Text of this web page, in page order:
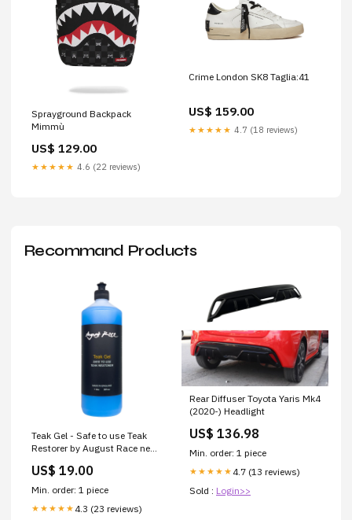
Sprayground Backpack
Mimmù
US$ 129.00
★★★★★ 4.6 (22 reviews)
Crime London SK8 Taglia:41
US$ 159.00
★★★★★ 4.7 (18 reviews)
Recommand Products
Teak Gel - Safe to use Teak
Restorer by August Race new
US$ 19.00
Min. order: 1 piece
★★★★★ 4.3 (23 reviews)
Rear Diffuser Toyota Yaris Mk4
(2020-) Headlight
US$ 136.98
Min. order: 1 piece
★★★★★ 4.7 (13 reviews)
Sold : Login>>